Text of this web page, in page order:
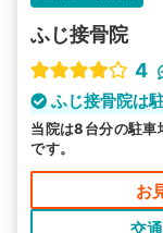
ふじ接骨院
4
ふじ接骨院は
当院は8台分の駐車
です。
お